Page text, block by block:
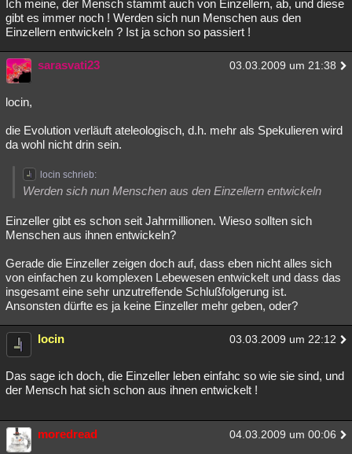
Ich meine, der Mensch stammt auch von Einzellern, ab, und diese
gibt es immer noch ! Werden sich nun Menschen aus den
Einzellern entwickeln ? Ist ja schon so passiert !
sarasvati23 03.03.2009 um 21:38
locin,
die Evolution verläuft ateleologisch, d.h. mehr als Spekulieren wird
da wohl nicht drin sein.
locin schrieb:
Werden sich nun Menschen aus den Einzellern entwickeln
Einzeller gibt es schon seit Jahrmillionen. Wieso sollten sich
Menschen aus ihnen entwickeln?
Gerade die Einzeller zeigen doch auf, dass eben nicht alles sich
von einfachen zu komplexen Lebewesen entwickelt und dass das
insgesamt eine sehr unzutreffende Schlußfolgerung ist.
Ansonsten dürfte es ja keine Einzeller mehr geben, oder?
locin 03.03.2009 um 22:12
Das sage ich doch, die Einzeller leben einfahc so wie sie sind, und
der Mensch hat sich schon aus ihnen entwickelt !
moredread 04.03.2009 um 00:06